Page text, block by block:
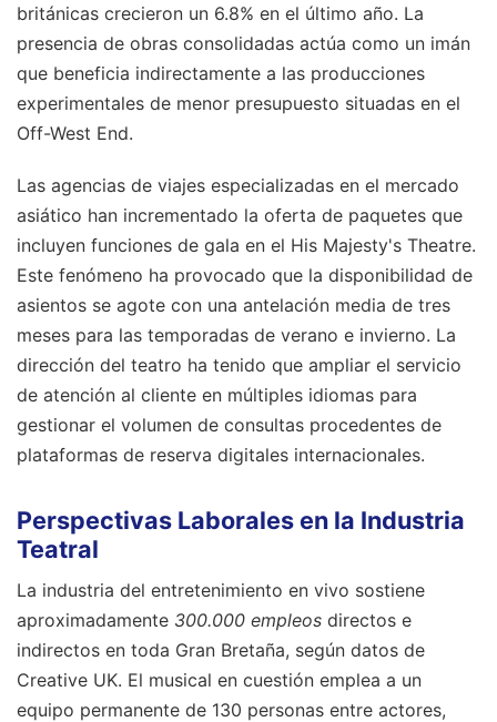
británicas crecieron un 6.8% en el último año. La
presencia de obras consolidadas actúa como un imán
que beneficia indirectamente a las producciones
experimentales de menor presupuesto situadas en el
Off-West End.
Las agencias de viajes especializadas en el mercado
asiático han incrementado la oferta de paquetes que
incluyen funciones de gala en el His Majesty's Theatre.
Este fenómeno ha provocado que la disponibilidad de
asientos se agote con una antelación media de tres
meses para las temporadas de verano e invierno. La
dirección del teatro ha tenido que ampliar el servicio
de atención al cliente en múltiples idiomas para
gestionar el volumen de consultas procedentes de
plataformas de reserva digitales internacionales.
Perspectivas Laborales en la Industria
Teatral
La industria del entretenimiento en vivo sostiene
aproximadamente 300.000 empleos directos e
indirectos en toda Gran Bretaña, según datos de
Creative UK. El musical en cuestión emplea a un
equipo permanente de 130 personas entre actores,